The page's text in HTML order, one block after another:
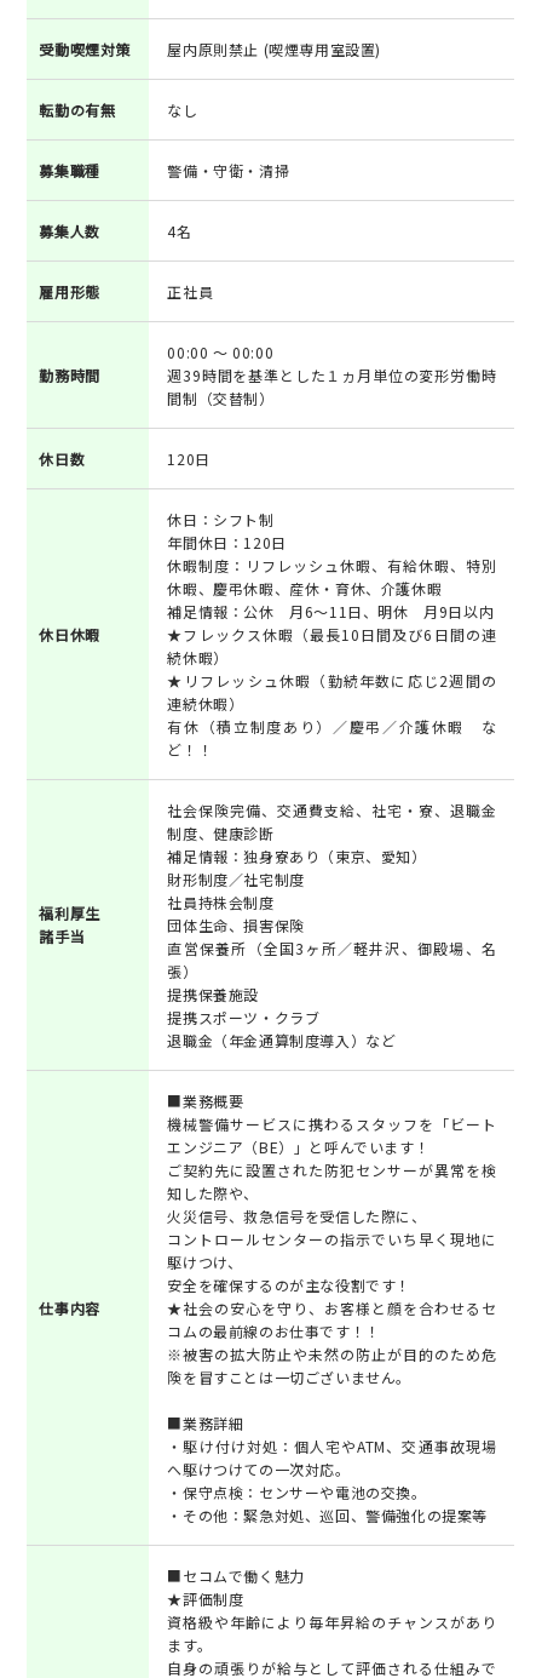
受動喫煙対策 屋内原則禁止 (喫煙専用室設置)
転勤の有無 なし
募集職種 警備・守衛・清掃
募集人数 4名
雇用形態 正社員
勤務時間
00:00 ～ 00:00
週39時間を基準とした１ヵ月単位の変形労働時
間制（交替制）
休日数 120日
休日休暇
休日：シフト制
年間休日：120日
休暇制度：リフレッシュ休暇、有給休暇、特別
休暇、慶弔休暇、産休・育休、介護休暇
補足情報：公休 月6～11日、明休 月9日以内
★フレックス休暇（最長10日間及び6日間の連
続休暇）
★リフレッシュ休暇（勤続年数に応じ2週間の
連続休暇）
有休（積立制度あり）／慶弔／介護休暇 な
ど！！
福利厚生
諸手当
社会保険完備、交通費支給、社宅・寮、退職金
制度、健康診断
補足情報：独身寮あり（東京、愛知）
財形制度／社宅制度
社員持株会制度
団体生命、損害保険
直営保養所（全国3ヶ所／軽井沢、御殿場、名
張）
提携保養施設
提携スポーツ・クラブ
退職金（年金通算制度導入）など
仕事内容
■業務概要
機械警備サービスに携わるスタッフを「ビート
エンジニア（BE）」と呼んでいます！
ご契約先に設置された防犯センサーが異常を検
知した際や、
火災信号、救急信号を受信した際に、
コントロールセンターの指示でいち早く現地に
駆けつけ、
安全を確保するのが主な役割です！
★社会の安心を守り、お客様と顔を合わせるセ
コムの最前線のお仕事です！！
※被害の拡大防止や未然の防止が目的のため危
険を冒すことは一切ございません。
■業務詳細
・駆け付け対処：個人宅やATM、交通事故現場
へ駆けつけての一次対応。
・保守点検：センサーや電池の交換。
・その他：緊急対処、巡回、警備強化の提案等
■セコムで働く魅力
★評価制度
資格級や年齢により毎年昇給のチャンスがあり
ます。
自身の頑張りが給与として評価される仕組みで